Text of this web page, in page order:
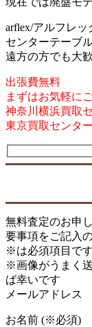
arflex/アルフレ
センターテーブ
遠方の方でも大
出張費無料
まずはお気軽に
神奈川横浜買取
東京買取センタ
無料査定のお申
要事項をご記入
※は必須項目で
※画像がうまく
ば幸いです
メールアドレス
お名前 (※必須)